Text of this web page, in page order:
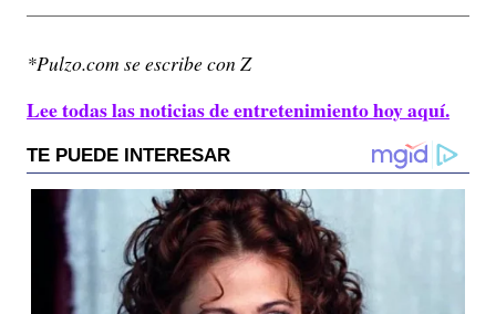
*Pulzo.com se escribe con Z
Lee todas las noticias de entretenimiento hoy aquí.